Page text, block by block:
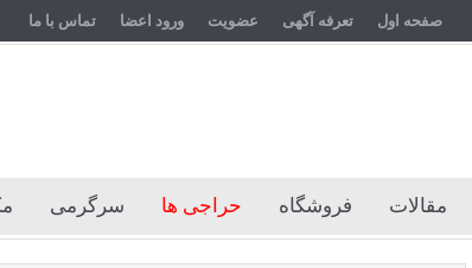
تماس با ما ورود اعضا عضویت تعرفه آگهی صفحه اول
سرگرمی حراجی ها فروشگاه مقالات